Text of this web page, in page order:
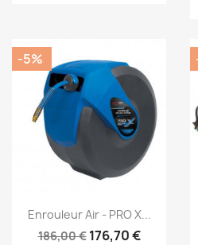
Aperçu rapide
Enrouleur Air - PRO X...
186,00 € 176,70 €
-5%